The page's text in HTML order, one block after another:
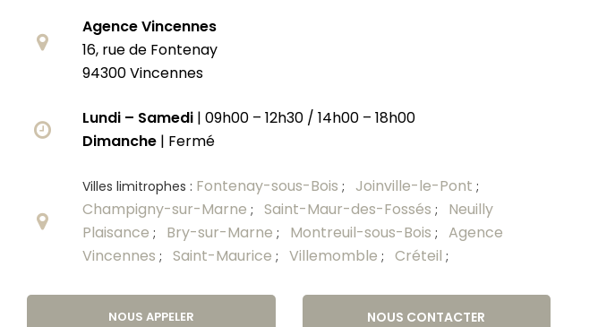
Agence Vincennes
16, rue de Fontenay
94300 Vincennes
Lundi – Samedi| 09h00 – 12h30 / 14h00 – 18h00
Dimanche| Fermé
Villes limitrophes : Fontenay-sous-Bois ; Joinville-le-Pont ;
Champigny-sur-Marne ; Saint-Maur-des-Fossés ; Neuilly
Plaisance ; Bry-sur-Marne ; Montreuil-sous-Bois ; Agence
Vincennes ; Saint-Maurice ; Villemomble ; Créteil ;
NOUS APPELER NOUS CONTACTER